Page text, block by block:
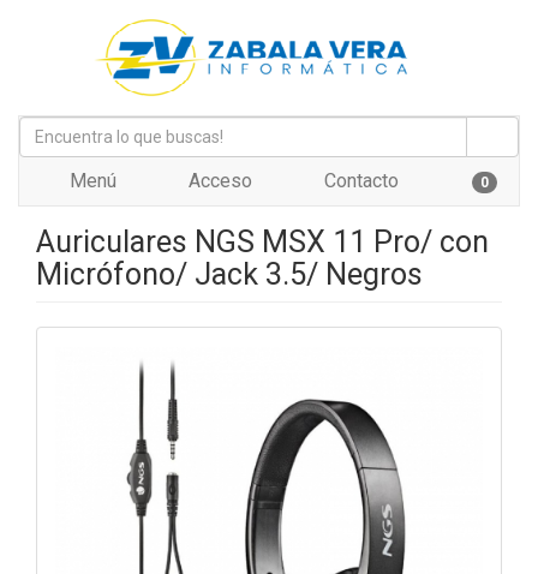
Menú Acceso Contacto 0
Auriculares NGS MSX 11 Pro/ con
Micrófono/ Jack 3.5/ Negros